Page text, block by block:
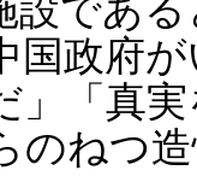
設であ
国政府
」「真
のねつ